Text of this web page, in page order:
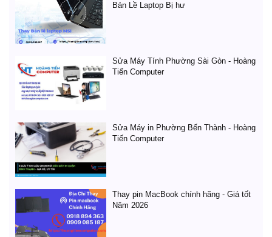
Bản Lề Laptop Bị hư
Sửa Máy Tính Phường Sài Gòn - Hoàng
Tiến Computer
Sửa Máy in Phường Bến Thành - Hoàng
Tiến Computer
Thay pin MacBook chính hãng - Giá tốt
Năm 2026